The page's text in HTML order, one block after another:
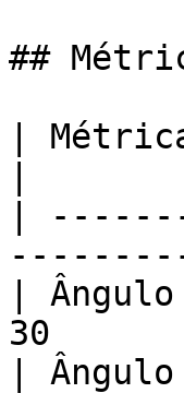
##
|
|
|
30
|